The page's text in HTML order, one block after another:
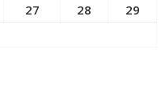
27 28
29